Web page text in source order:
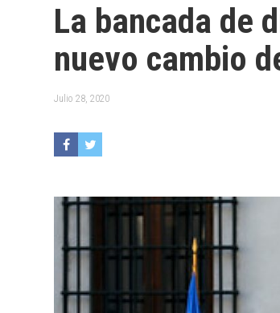
La bancada de
nuevo cambio
Julio 28, 2020